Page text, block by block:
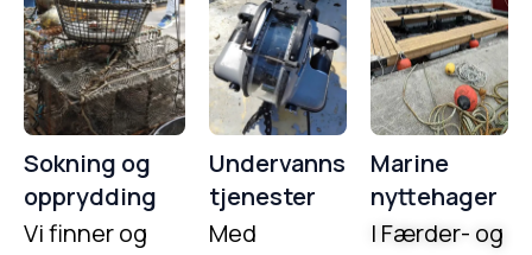
Sokning og
opprydding
Vi finner og
Undervanns
tjenester
Med
Marine
nyttehager
I Færder- og